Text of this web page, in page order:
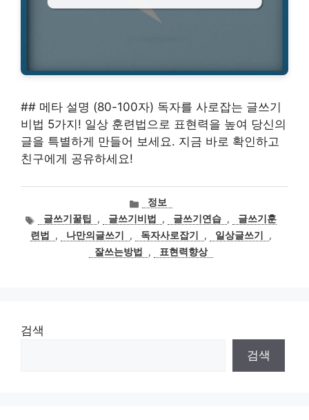
## 메타 설명 (80-100자) 독자를 사로잡는 글쓰기
비법 5가지! 일상 훈련법으로 표현력을 높여 당신의
글을 특별하게 만들어 보세요. 지금 바로 확인하고
친구에게 공유하세요!
카
테
고
리
정보
태
그
글쓰기꿀팁 , 글쓰기비법 , 글쓰기연습 ,
글쓰기훈
련법
, 나만의글쓰기 , 독자사로잡기 , 일상글쓰기
,
잘쓰는방법
, 표현력향상
검색
검색